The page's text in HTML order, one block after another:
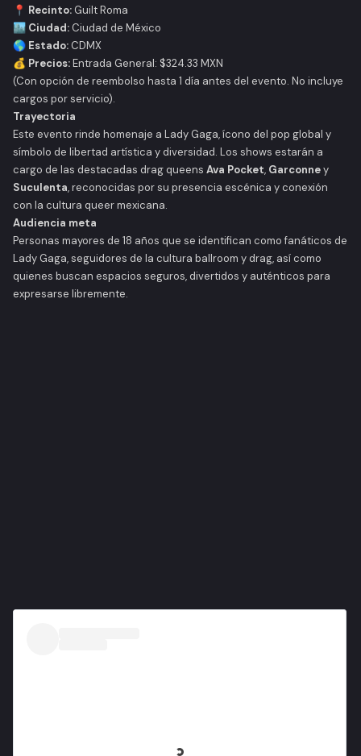
📍 Recinto: Guilt Roma
🏙️ Ciudad: Ciudad de México
🌎 Estado: CDMX
💰 Precios:Entrada General: $324.33 MXN
(Con opción de reembolso hasta 1 día antes del evento. No incluye
cargos por servicio).
Trayectoria
Este evento rinde homenaje a Lady Gaga, ícono del pop global y
símbolo de libertad artística y diversidad. Los shows estarán a
cargo de las destacadas drag queens Ava Pocket, Garconney
Suculenta, reconocidas por su presencia escénica y conexión
con la cultura queer mexicana.
Audiencia meta
Personas mayores de 18 años que se identifican como fanáticos de
Lady Gaga, seguidores de la cultura ballroom y drag, así como
quienes buscan espacios seguros, divertidos y auténticos para
expresarse libremente.